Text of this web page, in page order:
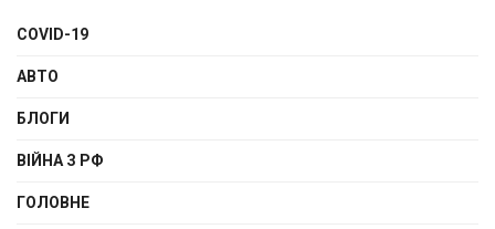
COVID-19
АВТО
БЛОГИ
ВІЙНА З РФ
ГОЛОВНЕ